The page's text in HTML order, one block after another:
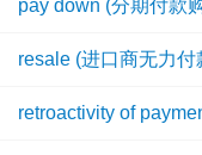
pay down (分期付款
resale (进口商无力
retroactivity of